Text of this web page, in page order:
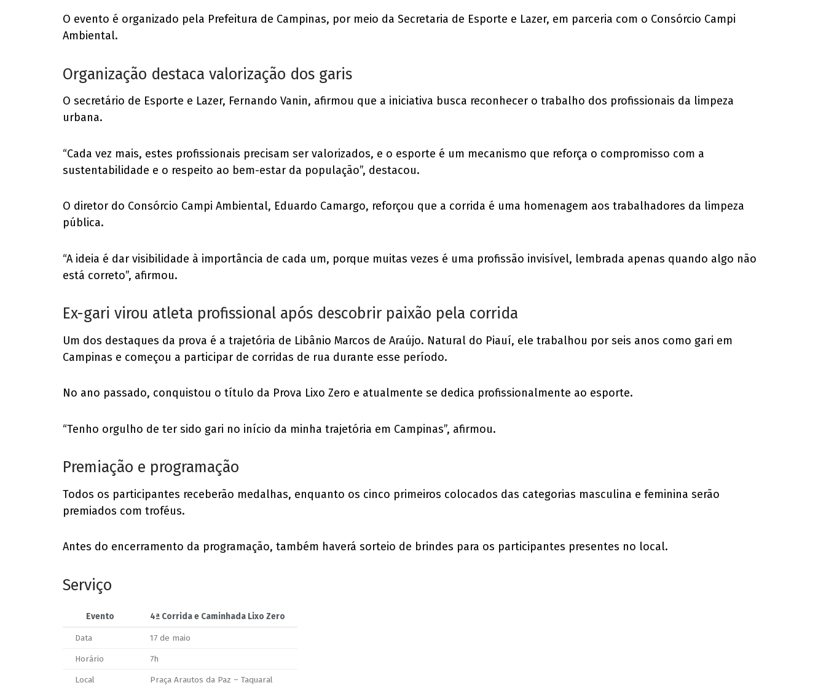
O evento é organizado pela Prefeitura de Campinas, por meio da Secretaria de Esporte e Lazer, em parceria com o Consórcio Campi
Ambiental.
Organização destaca valorização dos garis
O secretário de Esporte e Lazer, Fernando Vanin, afirmou que a iniciativa busca reconhecer o trabalho dos profissionais da limpeza
urbana.
“Cada vez mais, estes profissionais precisam ser valorizados, e o esporte é um mecanismo que reforça o compromisso com a
sustentabilidade e o respeito ao bem-estar da população”, destacou.
O diretor do Consórcio Campi Ambiental, Eduardo Camargo, reforçou que a corrida é uma homenagem aos trabalhadores da limpeza
pública.
“A ideia é dar visibilidade à importância de cada um, porque muitas vezes é uma profissão invisível, lembrada apenas quando algo não
está correto”, afirmou.
Ex-gari virou atleta profissional após descobrir paixão pela corrida
Um dos destaques da prova é a trajetória de Libânio Marcos de Araújo. Natural do Piauí, ele trabalhou por seis anos como gari em
Campinas e começou a participar de corridas de rua durante esse período.
No ano passado, conquistou o título da Prova Lixo Zero e atualmente se dedica profissionalmente ao esporte.
“Tenho orgulho de ter sido gari no início da minha trajetória em Campinas”, afirmou.
Premiação e programação
Todos os participantes receberão medalhas, enquanto os cinco primeiros colocados das categorias masculina e feminina serão
premiados com troféus.
Antes do encerramento da programação, também haverá sorteio de brindes para os participantes presentes no local.
Serviço
Evento 4ª Corrida e Caminhada Lixo Zero
Data
17 de maio
Horário
7h
Local
Praça Arautos da Paz – Taquaral